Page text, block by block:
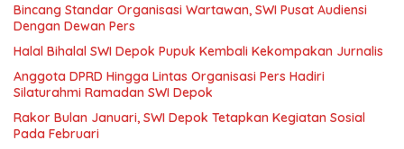
Bincang Standar Organisasi Wartawan, SWI Pusat Audiensi
Dengan Dewan Pers
Halal Bihalal SWI Depok Pupuk Kembali Kekompakan Jurnalis
Anggota DPRD Hingga Lintas Organisasi Pers Hadiri
Silaturahmi Ramadan SWI Depok
Rakor Bulan Januari, SWI Depok Tetapkan Kegiatan Sosial
Pada Februari